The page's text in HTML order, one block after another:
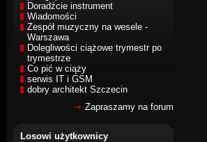
Doradźcie instrument
Wiadomości
Zespół muzyczny na wesele -
Warszawa
Dolegliwości ciążowe trymestr po
trymestrze
Co pić w ciąży
serwis IT i GSM
dobry architekt Szczecin
Zapraszamy na forum
Losowi użytkownicy